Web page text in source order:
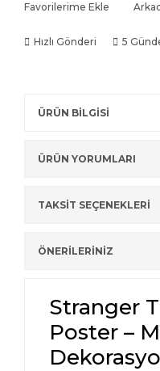
Favorilerime Ekle
Hızlı Gönderi 5
ÜRÜN BİLGİSİ
ÜRÜN YORUMLARI
TAKSİT SEÇENEKLERİ
ÖNERİLERİNİZ
Stranger
Poster –